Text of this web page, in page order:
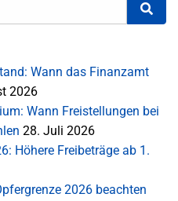
Wann das Finanzamt
2026
Wann Freistellungen bei
28. Juli 2026
Höhere Freibeträge ab 1.
2026 beachten